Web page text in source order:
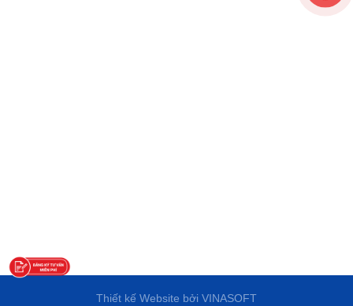
Thiết kế Website bởi VINASOFT